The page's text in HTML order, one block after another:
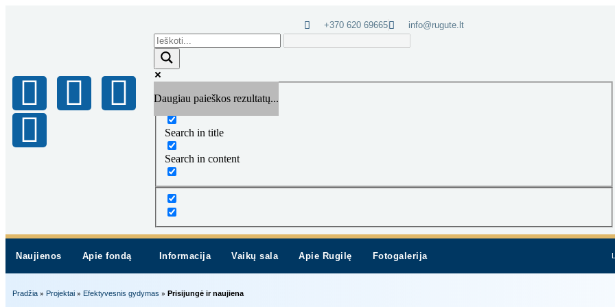
+370 620 69665 info@rugute.lt
Daugiau paieškos rezultatų...
Exact matches only
Search in title
Search in content
Naujienos Apie fondą Informacija Vaikų sala Apie Rugilę Fotogalerija
Pradžia » Projektai » Efektyvesnis gydymas » Prisijungė ir naujiena